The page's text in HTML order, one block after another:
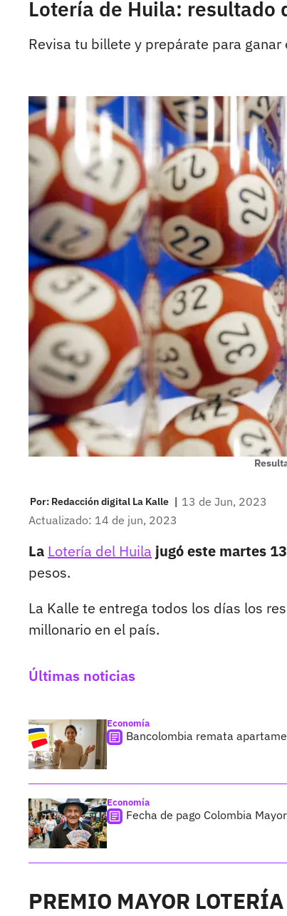
Lotería de Huila: resultado
Revisa tu billete y prepárate para
Por: Redacción digital La Kalle | 13 de Jun, 2023
Actualizado: 14 de jun, 2023
La Lotería del Huila jugó este martes
pesos.
La Kalle te entrega todos los días los
millonario en el país.
Últimas noticias
Economía
Bancolombia remata
Economía
Fecha de pago Colombia
PREMIO MAYOR